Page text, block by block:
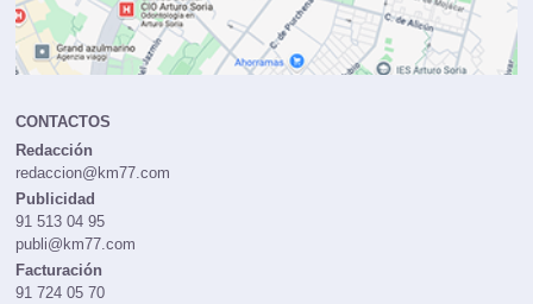
CONTACTOS
Redacción
redaccion@km77.com
Publicidad
91 513 04 95
publi@km77.com
Facturación
91 724 05 70